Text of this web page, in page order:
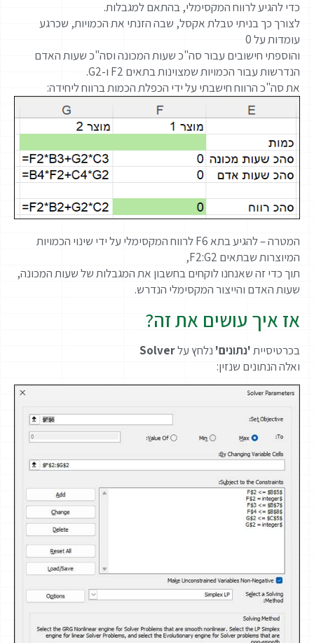
כדי להגיע לרווח המקסימלי, בהתאם למגבלות.
לצורך כך בניתי טבלת אקסל, שבה הזנתי את הכמויות, שכרגע
עומדות על 0
והוספתי חישובים עבור סה"כ שעות המכונה וסה"כ שעות האדם
הנדרשות עבור הכמויות שמצוינות בתאים F2 ו-G2.
את סה"כ הרווח חישבתי על ידי הכפלת הכמות ברווח ליחידה:
המטרה – להגיע בתא F6 לרווח המקסימלי על ידי שינוי הכמויות
המיוצרות שבתאים F2:G2,
תוך כדי זה שאנחנו לוקחים בחשבון את המגבלות של שעות המכונה,
שעות האדם והייצור המקסימלי הנדרש.
אז איך עושים את זה?
בכרטיסיית'נתונים'נלחץ עלSolver
ואלה הנתונים שנזין: